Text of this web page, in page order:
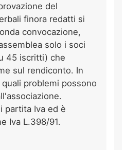
del
finora redatti si
convocazione,
solo i soci
45 iscritti) che
sul rendiconto. In
problemi possono
partita Iva ed è
Iva L.398/91.